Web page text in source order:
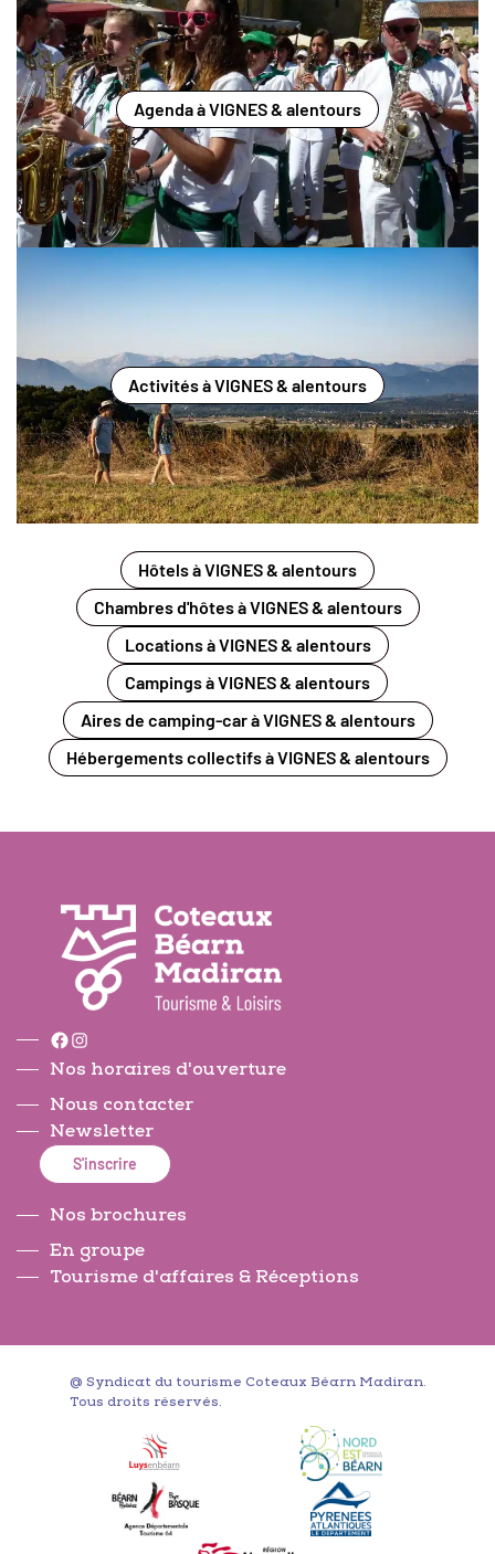
Agenda à VIGNES & alentours
Activités à VIGNES & alentours
Hôtels à VIGNES & alentours
Chambres d'hôtes à VIGNES & alentours
Locations à VIGNES & alentours
Campings à VIGNES & alentours
Aires de camping-car à VIGNES & alentours
Hébergements collectifs à VIGNES & alentours
Facebook
Instagram
Nos horaires d'ouverture
Nous contacter
Newsletter
S'inscrire
Nos brochures
En groupe
Tourisme d'affaires & Réceptions
@ Syndicat du tourisme Coteaux Béarn Madiran.
Tous droits réservés.